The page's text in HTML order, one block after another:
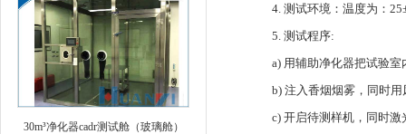
30m³净化器cadr测试舱（玻璃舱）
4. 测试环境：温度为：
5. 测试程序:
a) 用辅助净化器把试验室
b) 注入香烟烟雾，同时用
c) 开启待测样机，同时激